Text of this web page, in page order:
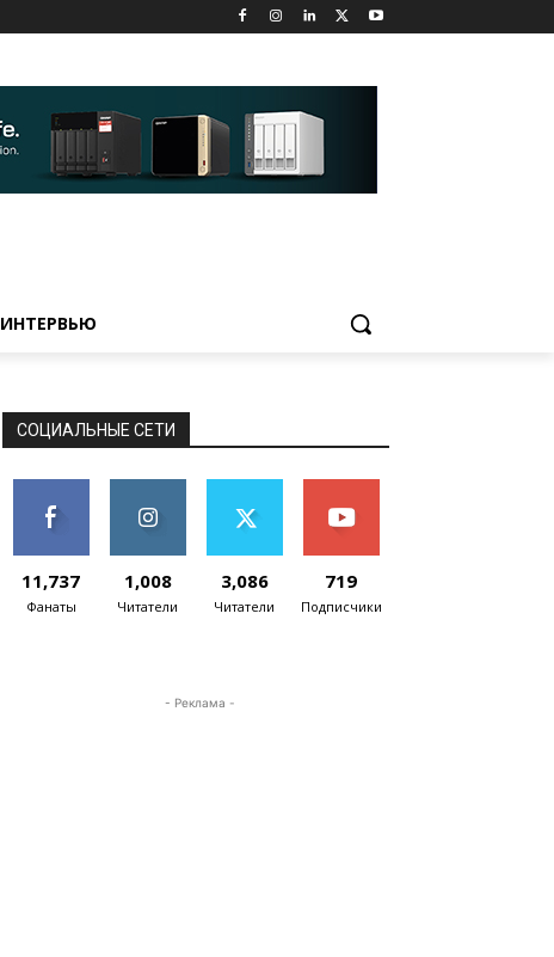
ИНТЕРВЬЮ
СОЦИАЛЬНЫЕ СЕТИ
11,737
Фанаты
1,008
Читатели
3,086
Читатели
719
Подписчики
- Реклама -